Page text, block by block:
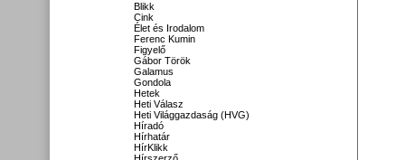
Blikk
Cink
Élet és Irodalom
Ferenc Kumin
Figyelő
Gábor Török
Galamus
Gondola
Hetek
Heti Válasz
Heti Világgazdaság (HVG)
Híradó
Hírhatár
HírKlikk